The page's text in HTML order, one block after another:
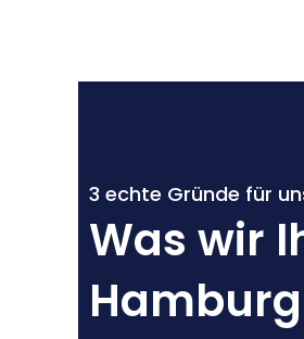
3 echte Gründe für
Was wir